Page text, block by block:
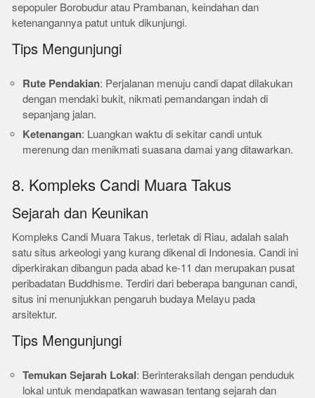
sepopuler Borobudur atau Prambanan, keindahan dan
ketenangannya patut untuk dikunjungi.
Tips Mengunjungi
Rute Pendakian: Perjalanan menuju candi dapat dilakukan
dengan mendaki bukit, nikmati pemandangan indah di
sepanjang jalan.
Ketenangan: Luangkan waktu di sekitar candi untuk
merenung dan menikmati suasana damai yang ditawarkan.
8. Kompleks Candi Muara Takus
Sejarah dan Keunikan
Kompleks Candi Muara Takus, terletak di Riau, adalah salah
satu situs arkeologi yang kurang dikenal di Indonesia. Candi ini
diperkirakan dibangun pada abad ke-11 dan merupakan pusat
peribadatan Buddhisme. Terdiri dari beberapa bangunan candi,
situs ini menunjukkan pengaruh budaya Melayu pada
arsitektur.
Tips Mengunjungi
Temukan Sejarah Lokal: Berinteraksilah dengan penduduk
lokal untuk mendapatkan wawasan tentang sejarah dan